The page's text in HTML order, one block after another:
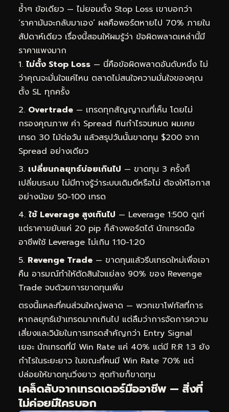
ซ้ำๆ ข้อเดียว — ไม่ยอมตั้ง Stop Loss เขาบอกว่า
‘ราคามันจะกลับมาเอง’ ผลคือพอร์ตหายไป 70% ภายใน
สัปดาห์เดียว เรื่องนี้สอนให้ผมรู้ว่า ข้อผิดพลาดเหล่านี้มี
ราคาแพงมาก
ไม่ตั้ง Stop Loss — นี่คือข้อผิดพลาดอันดับหนึ่ง ไม่
ว่าคุณจะมั่นใจแค่ไหน ตลาดไม่สนใจความมั่นใจของคุณ
ตั้ง SL ทุกครั้ง
Overtrade — เทรดทุกสัญญาณที่เห็น โดยไม่
กรองคุณภาพ ค่า Spread กินกำไรจนหมด ผมเคย
เทรด 30 ไม้ต่อวัน แล้วสรุปวันนั้นขาดทุน $200 จาก
Spread อย่างเดียว
เปลี่ยนกลยุทธ์บ่อยเกินไป — ขาดทุน 3 ครั้งก็
เปลี่ยนระบบ ไม่มีทางรู้ว่าระบบเดิมดีหรือไม่ ต้องให้โอกาส
อย่างน้อย 50-100 เทรด
ใช้ Leverage สูงเกินไป — Leverage 1:500 ดูเท่
แต่ราคาขยับแค่ 20 pip ก็ล้างพอร์ตได้ นักเทรดมือ
อาชีพใช้ Leverage ไม่เกิน 1:10-1:20
Revenge Trade — ขาดทุนแล้วรีบเทรดใหม่เพื่อเอา
คืน อารมณ์ทำให้ตัดสินใจแย่ลง 90% ของ Revenge
Trade จบด้วยการขาดทุนเพิ่ม
ตรงนี้แหละที่คนส่วนใหญ่พลาด — พวกเขาโฟกัสที่การ
หากลยุทธ์เข้าเทรดมากเกินไป แต่ลืมว่าการจัดการความ
เสี่ยงและวินัยในการเทรดสำคัญกว่า Entry Signal
เยอะ นักเทรดที่มี Win Rate แค่ 40% แต่มี R:R 1:3 ยัง
กำไรในระยะยาว ในขณะที่คนมี Win Rate 70% แต่
ปล่อยให้ขาดทุนวิ่งยาว สุดท้ายก็ขาดทุน
เคล็ดลับจากเทรดเดอร์มืออาชีพ — สิ่งที่
ไม่ค่อยมีใครบอก